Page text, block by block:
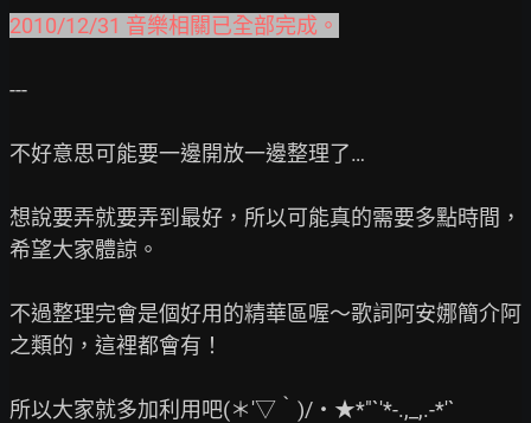
2010/12/31 音樂相關已全部完成。
---
不好意思可能要一邊開放一邊整理了…
想說要弄就要弄到最好，所以可能真的需要多點時間，
希望大家體諒。
不過整理完會是個好用的精華區喔～歌詞阿安娜簡介阿
之類的，這裡都會有！
所以大家就多加利用吧(＊′▽‵)/‧★*"`'*-.,_,.-*'`